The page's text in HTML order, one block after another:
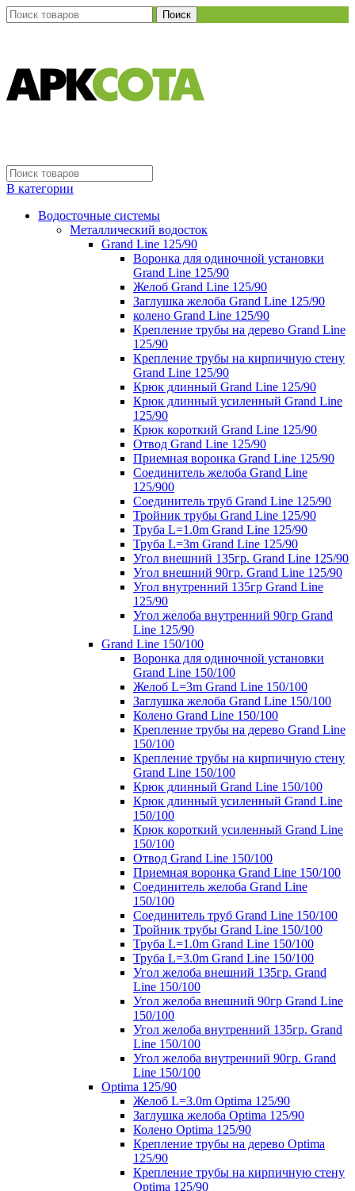
Поиск
В категории
Водосточные системы
Металлический водосток
Grand Line 125/90
Воронка для одиночной установки
Grand Line 125/90
Желоб Grand Line 125/90
Заглушка желоба Grand Line 125/90
колено Grand Line 125/90
Крепление трубы на дерево Grand Line
125/90
Крепление трубы на кирпичную стену
Grand Line 125/90
Крюк длинный Grand Line 125/90
Крюк длинный усиленный Grand Line
125/90
Крюк короткий Grand Line 125/90
Отвод Grand Line 125/90
Приемная воронка Grand Line 125/90
Соединитель желоба Grand Line
125/900
Соединитель труб Grand Line 125/90
Тройник трубы Grand Line 125/90
Труба L=1.0m Grand Line 125/90
Труба L=3m Grand Line 125/90
Угол внешний 135гр. Grand Line 125/90
Угол внешний 90гр. Grand Line 125/90
Угол внутренний 135гр Grand Line
125/90
Угол желоба внутренний 90гр Grand
Line 125/90
Grand Line 150/100
Воронка для одиночной установки
Grand Line 150/100
Желоб L=3m Grand Line 150/100
Заглушка желоба Grand Line 150/100
Колено Grand Line 150/100
Крепление трубы на дерево Grand Line
150/100
Крепление трубы на кирпичную стену
Grand Line 150/100
Крюк длинный Grand Line 150/100
Крюк длинный усиленный Grand Line
150/100
Крюк короткий усиленный Grand Line
150/100
Отвод Grand Line 150/100
Приемная воронка Grand Line 150/100
Соединитель желоба Grand Line
150/100
Соединитель труб Grand Line 150/100
Тройник трубы Grand Line 150/100
Труба L=1.0m Grand Line 150/100
Труба L=3.0m Grand Line 150/100
Угол желоба внешний 135гр. Grand
Line 150/100
Угол желоба внешний 90гр Grand Line
150/100
Угол желоба внутренний 135гр. Grand
Line 150/100
Угол желоба внутренний 90гр. Grand
Line 150/100
Optima 125/90
Желоб L=3.0m Optima 125/90
Заглушка желоба Optima 125/90
Колено Optima 125/90
Крепление трубы на дерево Optima
125/90
Крепление трубы на кирпичную стену
Optima 125/90